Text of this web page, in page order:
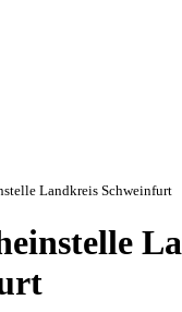
Landkreis Schweinfurt